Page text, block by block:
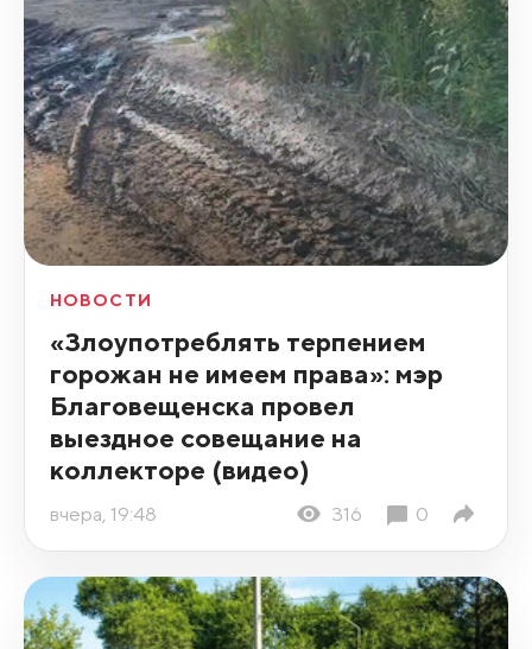
НОВОСТИ
«Злоупотреблять терпением
горожан не имеем права»: мэр
Благовещенска провел
выездное совещание на
коллекторе (видео)
вчера, 19:48 316 0